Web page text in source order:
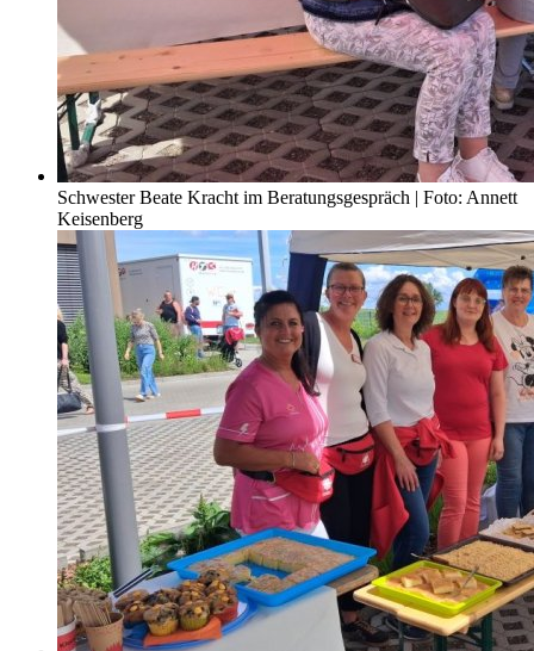
Schwester Beate Kracht im Beratungsgespräch | Foto: Annett
Keisenberg